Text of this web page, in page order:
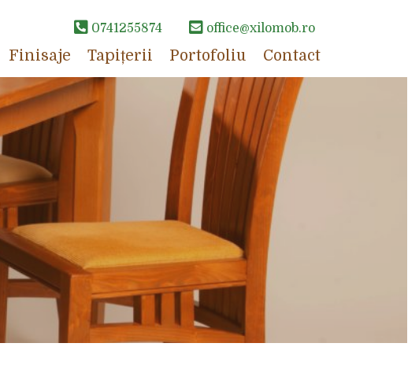
0741255874 office@xilomob.ro
Finisaje Tapițerii Portofoliu Contact